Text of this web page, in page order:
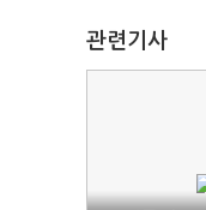
관련기사